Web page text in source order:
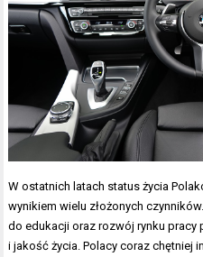
W ostatnich latach status życia
wynikiem wielu złożonych
do edukacji oraz rozwój rynku pracy
i jakość życia. Polacy coraz chętniej